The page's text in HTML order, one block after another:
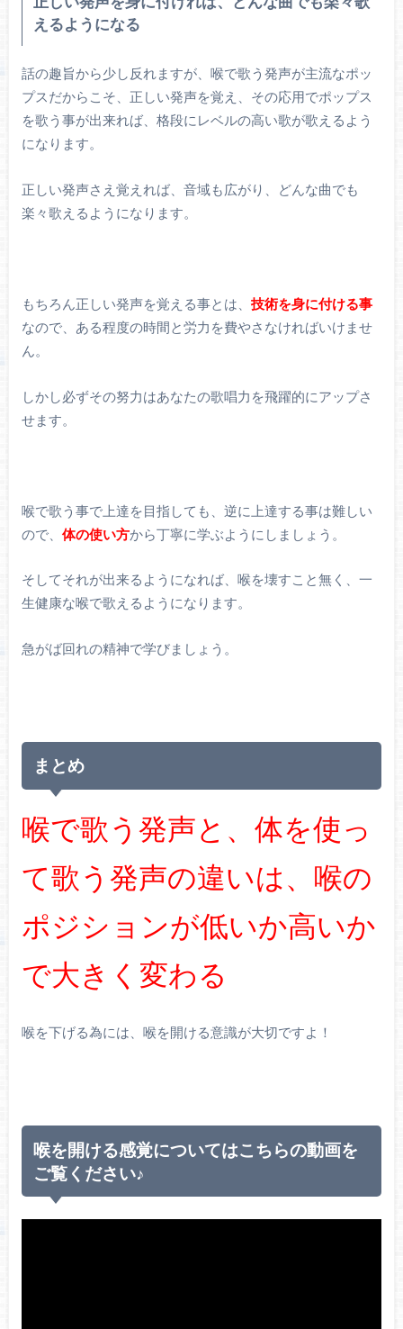
えるようになる
話の趣旨から少し反れますが、喉で歌う発声が主流なポッ
プスだからこそ、正しい発声を覚え、その応用でポップス
を歌う事が出来れば、格段にレベルの高い歌が歌えるよう
になります。
正しい発声さえ覚えれば、音域も広がり、どんな曲でも
楽々歌えるようになります。
もちろん正しい発声を覚える事とは、 技術を身に付ける事
なので、ある程度の時間と労力を費やさなければいけませ
ん。
しかし必ずその努力はあなたの歌唱力を飛躍的にアップさ
せます。
喉で歌う事で上達を目指しても、逆に上達する事は難しい
ので、 体の使い方から丁寧に学ぶようにしましょう。
そしてそれが出来るようになれば、喉を壊すこと無く、一
生健康な喉で歌えるようになります。
急がば回れの精神で学びましょう。
まとめ
喉で歌う発声と、体を使っ
て歌う発声の違いは、喉の
ポジションが低いか高いか
で大きく変わる
喉を下げる為には、喉を開ける意識が大切ですよ！
喉を開ける感覚についてはこちらの動画を
ご覧ください♪